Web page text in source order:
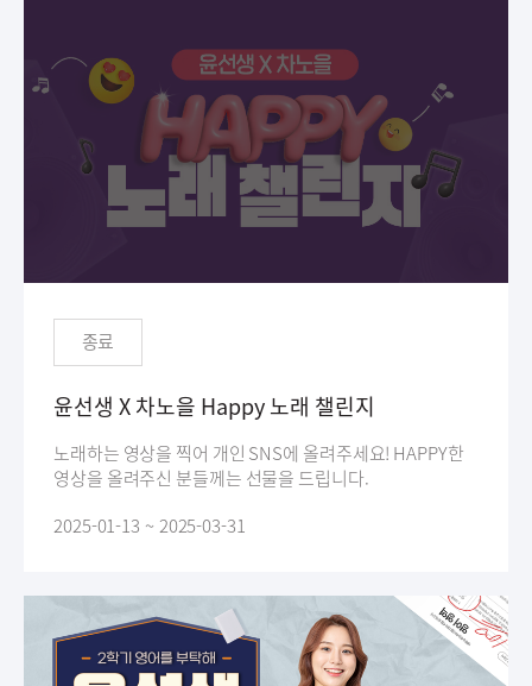
종료
윤선생 X 차노을 Happy 노래 챌린지
노래하는 영상을 찍어 개인 SNS에 올려주세요! HAPPY한
영상을 올려주신 분들께는 선물을 드립니다.
2025-01-13 ~ 2025-03-31